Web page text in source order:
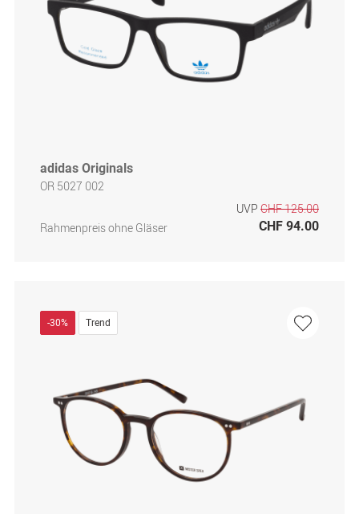
adidas Originals
OR 5027 002
Rahmenpreis ohne Gläser
UVP CHF 125.00
CHF 94.00
-30% Trend